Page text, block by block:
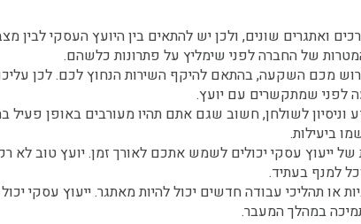
ואתגרים שונים, ולכן יש להתאים בין היועץ העסקי לבין
של החברה לפני שימליץ על פתרונות כלשהם.
מכם השקעה, בהתאם להיקף השירות הנחוץ לכם. לכן
לפני שמתקשרים עם יועץ.
וניסיון לשולחן, חשוב שגם אתם תהיו מעורבים באופן פעיל
ביעילות.
של ייעוץ עסקי יכולים לשמש אתכם לאורך זמן. יועץ טוב לא
למנף בעתיד.
או תהליכי עבודה חדשים יכול להיות מאתגר. ייעוץ עסקי
במהלך המעבר.